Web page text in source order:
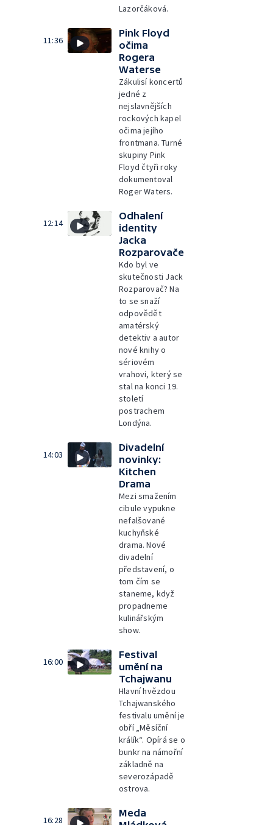
Lazorčáková.
11:36
Pink Floyd
očima
Rogera
Waterse
Zákulisí koncertů
jedné z
nejslavnějších
rockových kapel
očima jejího
frontmana. Turné
skupiny Pink
Floyd čtyři roky
dokumentoval
Roger Waters.
12:14
Odhalení
identity
Jacka
Rozparovače
Kdo byl ve
skutečnosti Jack
Rozparovač? Na
to se snaží
odpovědět
amatérský
detektiv a autor
nové knihy o
sériovém
vrahovi, který se
stal na konci 19.
století
postrachem
Londýna.
14:03
Divadelní
novinky:
Kitchen
Drama
Mezi smažením
cibule vypukne
nefalšované
kuchyňské
drama. Nové
divadelní
představení, o
tom čím se
staneme, když
propadneme
kulinářským
show.
16:00
Festival
umění na
Tchajwanu
Hlavní hvězdou
Tchajwanského
festivalu umění je
obří „Měsíční
králík“. Opírá se o
bunkr na námořní
základně na
severozápadě
ostrova.
16:28
Meda